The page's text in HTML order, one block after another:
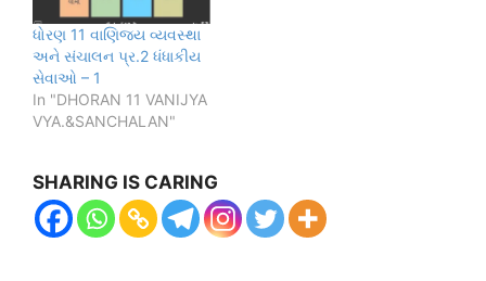
ધોરણ 11 વાણિજય વ્યવસ્થા
અને સંચાલન પ્ર.2 ધંધાકીય
સેવાઓ – 1
In "DHORAN 11 VANIJYA
VYA.&SANCHALAN"
SHARING IS CARING